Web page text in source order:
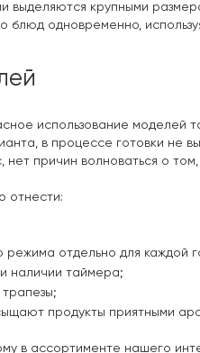
выделяются крупными
блюд одновременно,
использование моделей
в процессе готовки не
причин волноваться о
отнести:
отдельно для каждой
наличии таймера;
продукты приятными
в ассортименте нашего